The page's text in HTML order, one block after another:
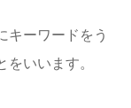
キーワードをう
いいます。